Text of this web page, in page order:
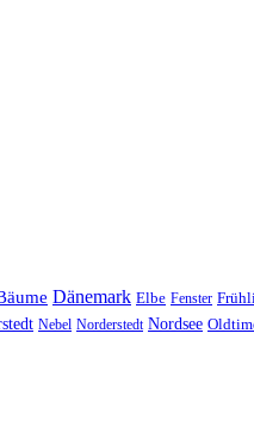
Dänemark Elbe Fenster
Nebel Norderstedt Nordsee